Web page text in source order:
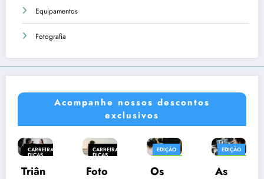
Equipamentos
Fotografia
Acompanhe nossos descontos
exclusivos
CARREIRA E
DICAS
FOTOGRAFIA
Foto
EDIÇÃO
FOTOGRAFIA
Os
EDIÇÃO
As
CARREIRA E
DICAS
Prese